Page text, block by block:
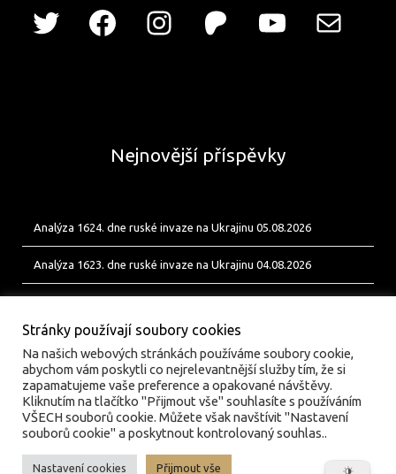
Nejnovější příspěvky
Analýza 1624. dne ruské invaze na Ukrajinu 05.08.2026
Analýza 1623. dne ruské invaze na Ukrajinu 04.08.2026
© valka.online | Vydavatel: Jan Tofl, Plzeň | ISSN 3029-
Stránky používají soubory cookies
Na našich webových stránkách používáme soubory cookie,
abychom vám poskytli co nejrelevantnější služby tím, že si
zapamatujeme vaše preference a opakované návštěvy.
Kliknutím na tlačítko "Přijmout vše" souhlasíte s používáním
VŠECH souborů cookie. Můžete však navštívit "Nastavení
souborů cookie" a poskytnout kontrolovaný souhlas..
Nastavení cookies Přijmout vše